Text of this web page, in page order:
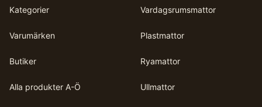
Kategorier
Varumärken
Butiker
Alla produkter A-Ö
Vardagsrumsmattor
Plastmattor
Ryamattor
Ullmattor